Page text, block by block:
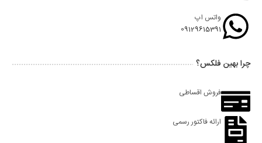
واتس اپ
09129615391
چرا بهین فلکس؟
فروش اقساطی
ارائه فاکتور رسمی